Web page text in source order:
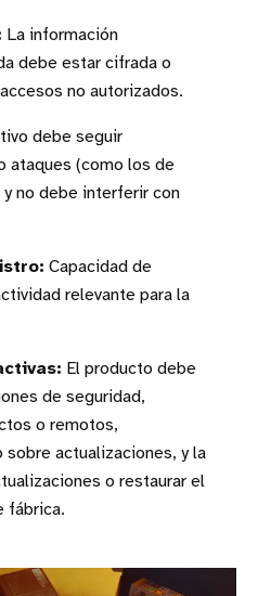
La información
debe estar cifrada o
no autorizados.
debe seguir
ataques (como los de
no debe interferir con
Capacidad de
relevante para la
El producto debe
de seguridad,
o remotos,
actualizaciones, y la
o restaurar el
fábrica.